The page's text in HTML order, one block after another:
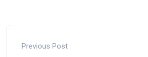
Previous Post